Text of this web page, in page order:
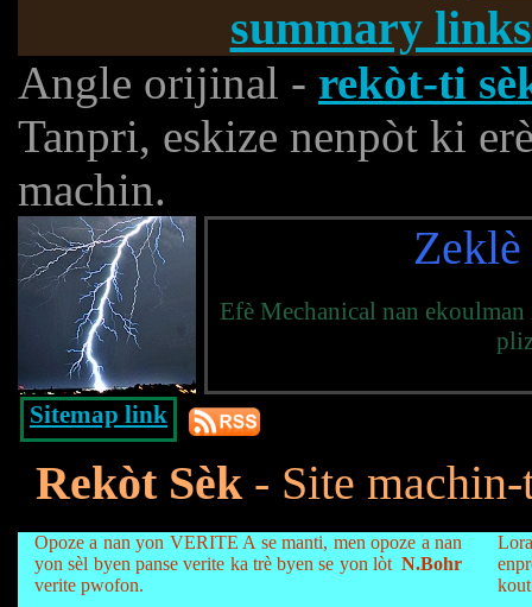
summary
Angle orijinal - rekòt-ti
Tanpri, eskize nenpòt ki
machin.
Efè Mechanical nan
Sitemap link
Rekòt Sèk- Site
Opoze a nan yon VERITE A se manti, men opoze a nan
yon sèl byen panse
N.Bohr
verite ka trè byen se yon lòt
verite pwofon.